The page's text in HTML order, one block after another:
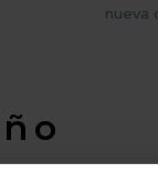
nueva